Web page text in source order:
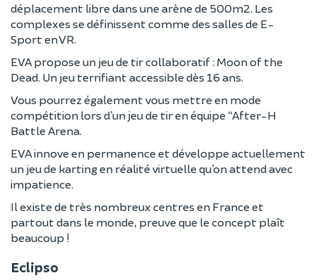
déplacement libre dans une arène de 500m2. Les
complexes se définissent comme des salles de E-
Sport en VR.
EVA propose un jeu de tir collaboratif : Moon of the
Dead. Un jeu terrifiant accessible dès 16 ans.
Vous pourrez également vous mettre en mode
compétition lors d’un jeu de tir en équipe “After-H
Battle Arena.
EVA innove en permanence et développe actuellement
un jeu de karting en réalité virtuelle qu’on attend avec
impatience.
Il existe de très nombreux centres en France et
partout dans le monde, preuve que le concept plaît
beaucoup !
Eclipso